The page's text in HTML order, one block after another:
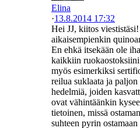
Elina
·13.8.2014 17:32
Hei JJ, kiitos
aikaisempienkin
En ehkä itsekään ole
kaikkiin
myös esimerkiksi
reilua suklaata ja
hedelmiä, joiden
ovat vähintäänkin
tietoinen, missä
suhteen pyrin